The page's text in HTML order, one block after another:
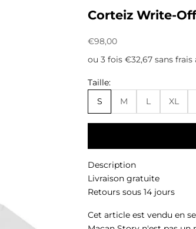
Corteiz Write-
Prix de vente
€98,00
ou 3 fois €32,67 sans frais
Taille:
S
M L XL
Description
Livraison gratuite
Retours sous 14 jours
Cet article est vendu en